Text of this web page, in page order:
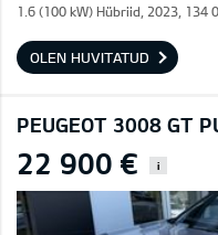
1.6 (100 kW) Hübriid, 2023, 134
OLEN HUVITATUD
PEUGEOT 3008 GT
22 900 € i